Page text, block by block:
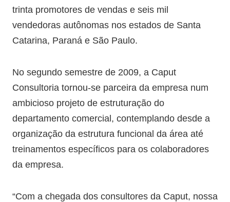
trinta promotores de vendas e seis mil
vendedoras autônomas nos estados de Santa
Catarina, Paraná e São Paulo.
No segundo semestre de 2009, a Caput
Consultoria tornou-se parceira da empresa num
ambicioso projeto de estruturação do
departamento comercial, contemplando desde a
organização da estrutura funcional da área até
treinamentos específicos para os colaboradores
da empresa.
“Com a chegada dos consultores da Caput, nossa